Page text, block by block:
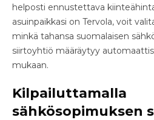
helposti ennustettava
asuinpaikkasi on Tervola, voit
minkä tahansa suomalaisen
siirtoyhtiö määräytyy
mukaan.
Kilpailuttamalla
sähkösopimuksen